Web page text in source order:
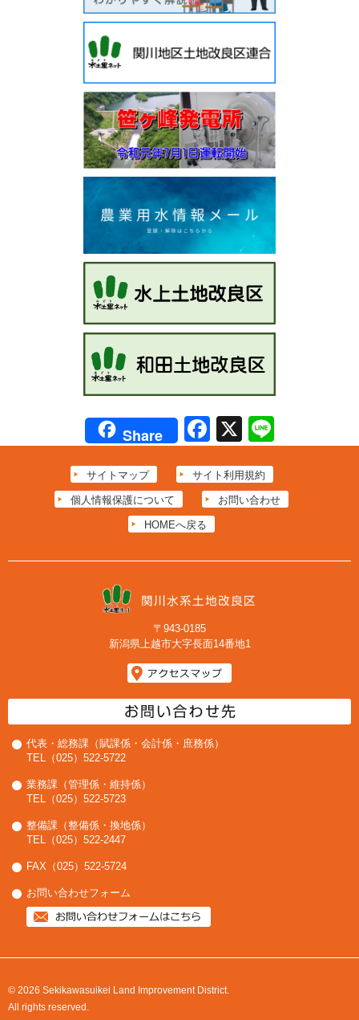
Share Facebook
X
サイトマップ サイト利用規約
個人情報保護について お問い合わせ
HOMEへ戻る
〒943-0185
新潟県上越市大字長面14番地1
代表・総務課（賦課係・会計係・庶務係）
TEL（025）522-5722
業務課（管理係・維持係）
TEL（025）522-5723
整備課（整備係・換地係）
TEL（025）522-2447
FAX（025）522-5724
お問い合わせフォーム
© 2026 Sekikawasuikei Land Improvement District.
All rights reserved.